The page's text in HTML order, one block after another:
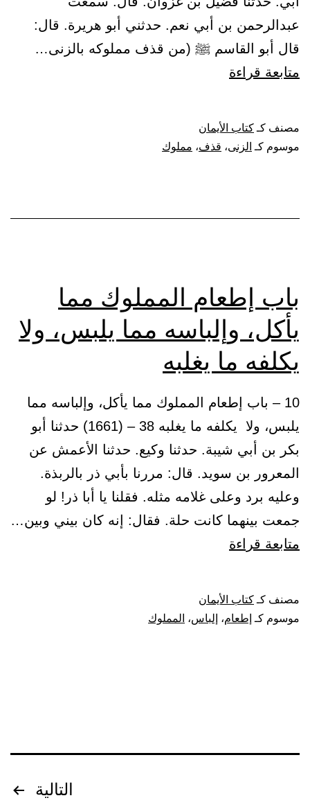
عبدالرحمن بن أبي نعم. حدثني أبو هريرة. قال:
قال أبو القاسم ﷺ (من قذف مملوكه بالزنى…
متابعة قراءة
على
من
مصنف كـ كتاب الأيمان
موسوم كـ الزنى، قذف، مملوك
باب إطعام المملوك مما
يأكل، وإلباسه مما يلبس، ولا
يكلفه ما يغلبه
10 – باب إطعام المملوك مما يأكل، وإلباسه مما
يلبس، ولا يكلفه ما يغلبه 38 – (1661) حدثنا أبو
بكر بن أبي شيبة. حدثنا وكيع. حدثنا الأعمش عن
المعرور بن سويد. قال: مررنا بأبي ذر بالربذة.
وعليه برد وعلى غلامه مثله. فقلنا يا أبا ذر! لو
جمعت بينهما كانت حلة. فقال: إنه كان بيني وبين…
متابعة قراءة
المملوك
مما
يكلفه
مصنف كـ كتاب الأيمان
موسوم كـ إطعام، إلباس، المملوك
التالية